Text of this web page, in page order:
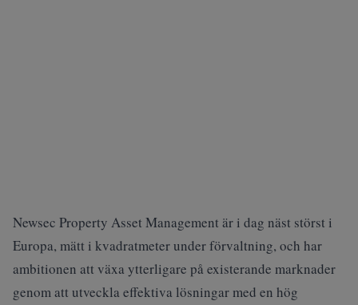
Newsec Property Asset Management är i dag näst störst i
Europa, mätt i kvadratmeter under förvaltning, och har
ambitionen att växa ytterligare på existerande marknader
genom att utveckla effektiva lösningar med en hög